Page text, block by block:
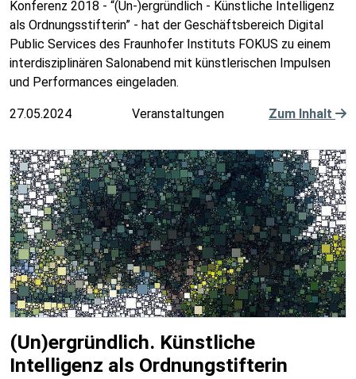
Konferenz 2018 - “(Un-)ergründlich - Künstliche Intelligenz
als Ordnungsstifterin” - hat der Geschäftsbereich Digital
Public Services des Fraunhofer Instituts FOKUS zu einem
interdisziplinären Salonabend mit künstlerischen Impulsen
und Performances eingeladen.
27.05.2024 Veranstaltungen Zum Inhalt
(Un)ergründlich. Künstliche
Intelligenz als Ordnungstifterin